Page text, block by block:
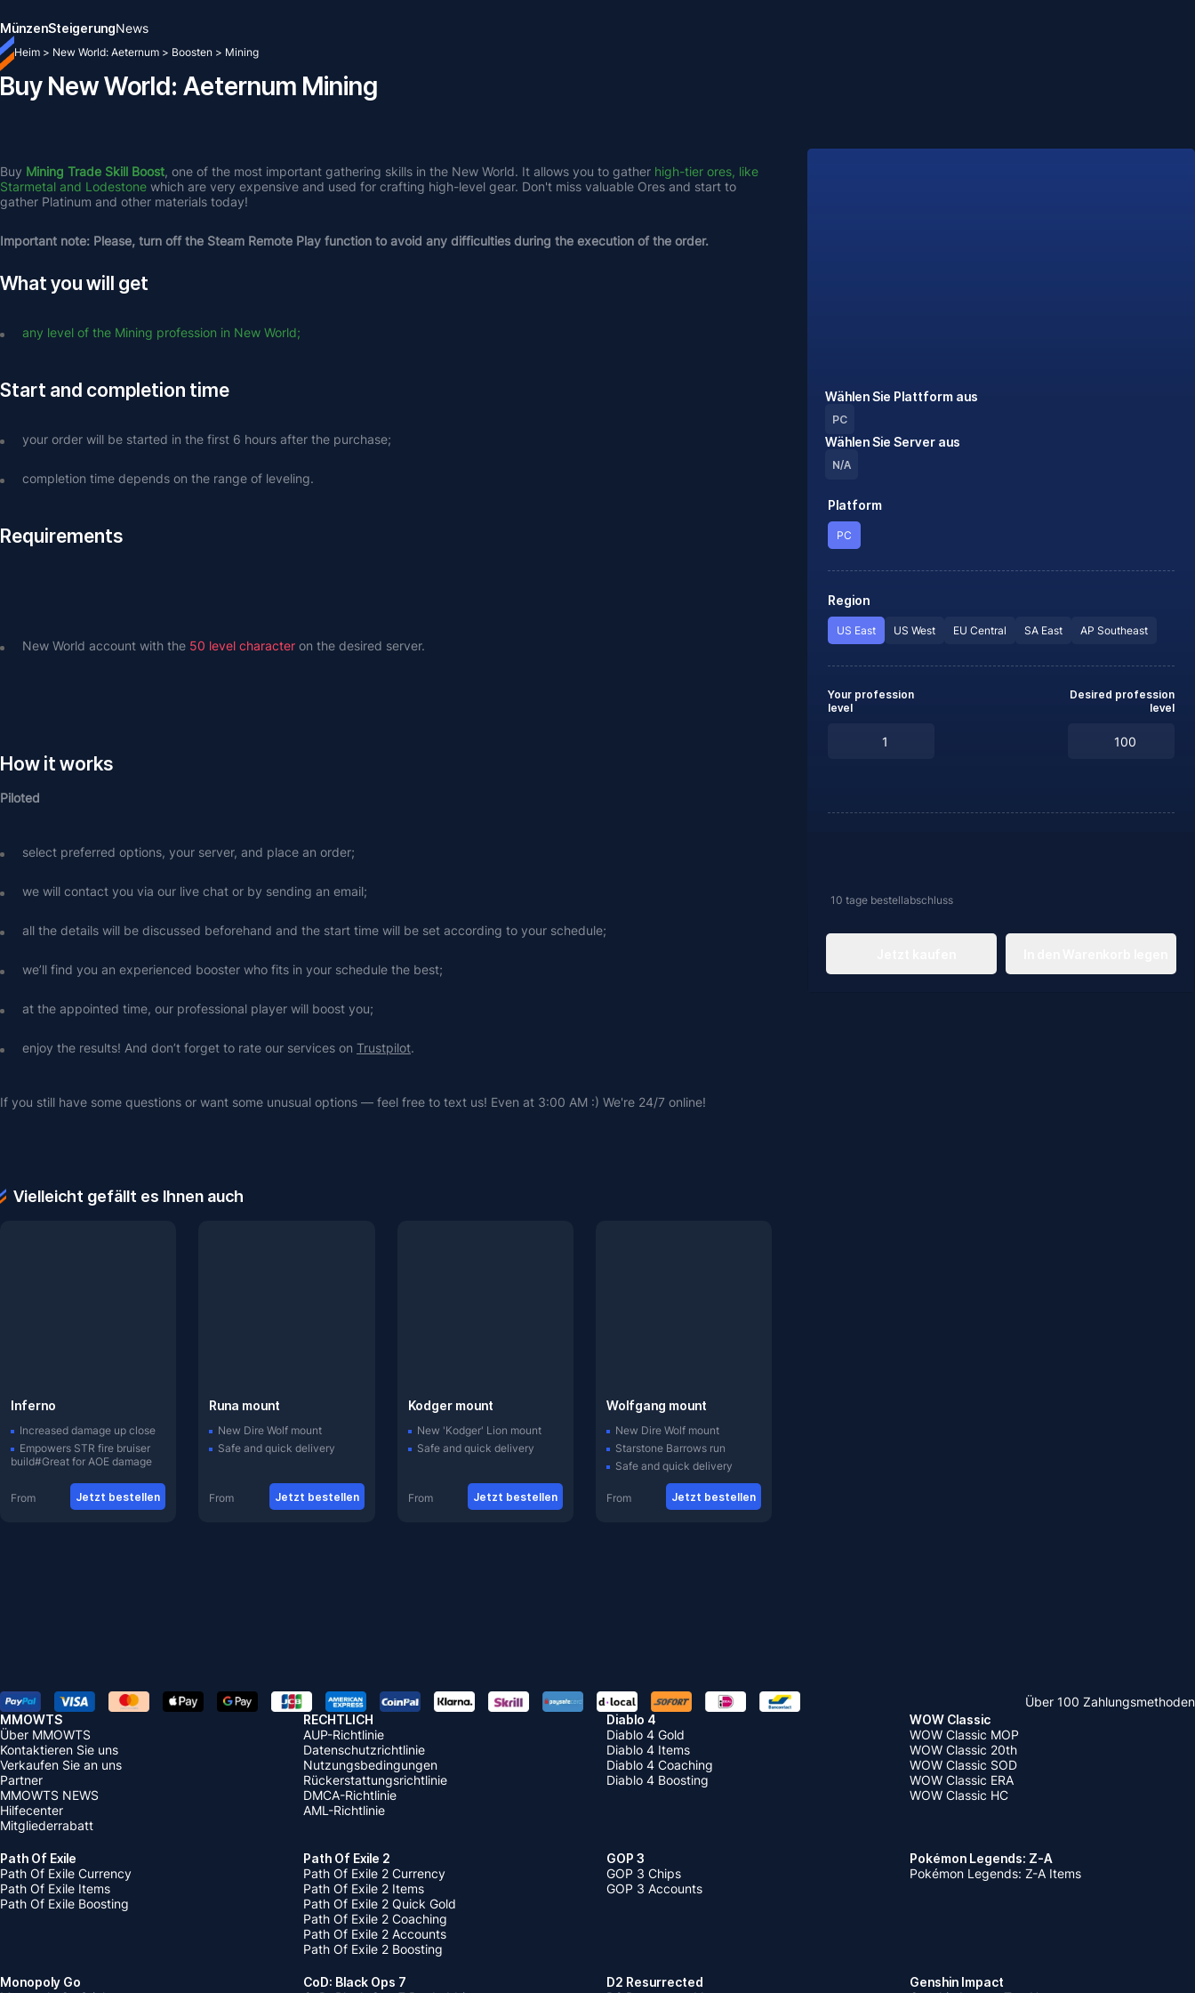
MünzenSteigerungNews
Heim > New World: Aeternum > Boosten > Mining
Buy New World: Aeternum Mining
Buy Mining Trade Skill Boost, one of the most important gathering skills in the New World. It allows you to gather high-tier ores, like
Starmetal and Lodestone which are very expensive and used for crafting high-level gear. Don't miss valuable Ores and start to
gather Platinum and other materials today!
Important note: Please, turn off the Steam Remote Play function to avoid any difficulties during the execution of the order.
What you will get
any level of the Mining profession in New World;
Start and completion time
your order will be started in the first 6 hours after the purchase;
completion time depends on the range of leveling.
Requirements
New World account with the 50 level character on the desired server.
How it works
Piloted
select preferred options, your server, and place an order;
we will contact you via our live chat or by sending an email;
all the details will be discussed beforehand and the start time will be set according to your schedule;
we’ll find you an experienced booster who fits in your schedule the best;
at the appointed time, our professional player will boost you;
enjoy the results! And don’t forget to rate our services on Trustpilot.
If you still have some questions or want some unusual options — feel free to text us! Even at 3:00 AM :) We're 24/7 online!
Vielleicht gefällt es Ihnen auch
Inferno
Increased damage up close
Empowers STR fire bruiser
build#Great for AOE damage
From Jetzt bestellen
Runa mount
New Dire Wolf mount
Safe and quick delivery
From Jetzt bestellen
Kodger mount
New 'Kodger' Lion mount
Safe and quick delivery
From Jetzt bestellen
Wolfgang mount
New Dire Wolf mount
Starstone Barrows run
Safe and quick delivery
From Jetzt bestellen
Wählen Sie Plattform aus
PC
Wählen Sie Server aus
N/A
Platform
PC
Region
US East US West EU Central SA East AP Southeast
Your profession
level
Desired profession
level
10 tage bestellabschluss
Über 100 Zahlungsmethoden
MMOWTS
Über MMOWTS
Kontaktieren Sie uns
Verkaufen Sie an uns
Partner
MMOWTS NEWS
Hilfecenter
Mitgliederrabatt
RECHTLICH
AUP-Richtlinie
Datenschutzrichtlinie
Nutzungsbedingungen
Rückerstattungsrichtlinie
DMCA-Richtlinie
AML-Richtlinie
Diablo 4
Diablo 4 Gold
Diablo 4 Items
Diablo 4 Coaching
Diablo 4 Boosting
WOW Classic
WOW Classic MOP
WOW Classic 20th
WOW Classic SOD
WOW Classic ERA
WOW Classic HC
Path Of Exile
Path Of Exile Currency
Path Of Exile Items
Path Of Exile Boosting
Path Of Exile 2
Path Of Exile 2 Currency
Path Of Exile 2 Items
Path Of Exile 2 Quick Gold
Path Of Exile 2 Coaching
Path Of Exile 2 Accounts
Path Of Exile 2 Boosting
GOP 3
GOP 3 Chips
GOP 3 Accounts
Pokémon Legends: Z-A
Pokémon Legends: Z-A Items
Monopoly Go
CoD: Black Ops 7
D2 Resurrected
Genshin Impact